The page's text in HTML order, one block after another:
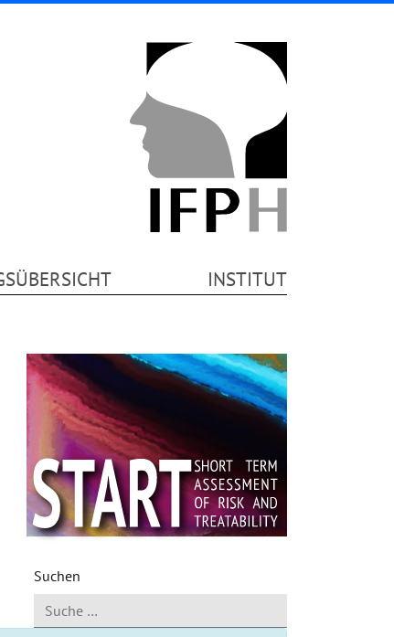
INSTITUT
Suchen